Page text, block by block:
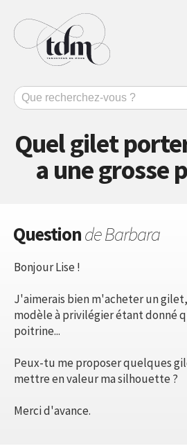
Quel gilet
a une grosse
Questionde Barbara
Bonjour Lise !
J'aimerais bien m'acheter un
modèle à privilégier étant donné
poitrine...
Peux-tu me proposer quelques
mettre en valeur ma silhouette ?
Merci d'avance.